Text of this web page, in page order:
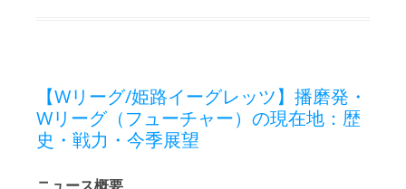
【Wリーグ/姫路イーグレッツ】播磨発・
Wリーグ（フューチャー）の現在地：歴
史・戦力・今季展望